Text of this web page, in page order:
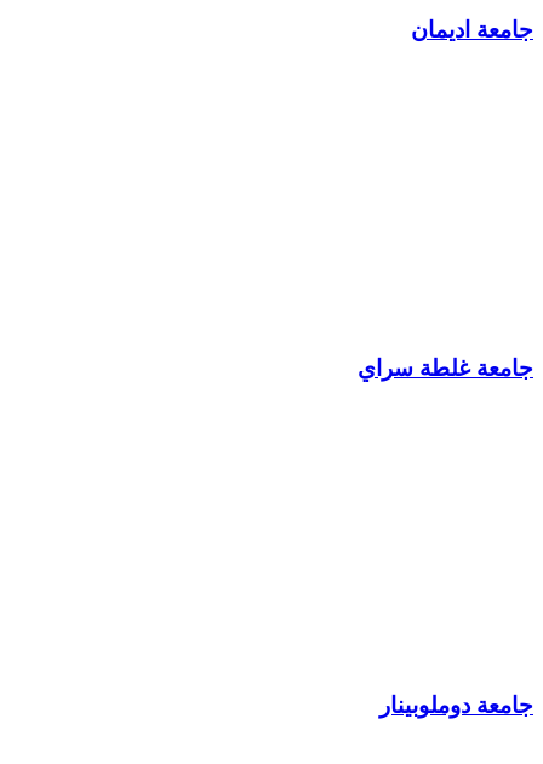
جامعة اديمان
جامعة غلطة سراي
جامعة دوملوبينار